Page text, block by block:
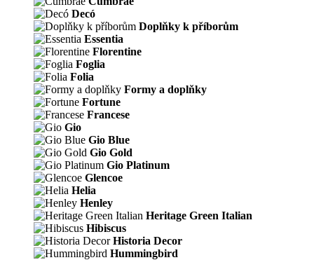
Decó
Doplňky k příborům
Essentia
Florentine
Foglia
Folia
Formy a doplňky
Fortune
Francese
Gio
Gio Blue
Gio Gold
Gio Platinum
Glencoe
Helia
Henley
Heritage Green Italian
Hibiscus
Historia Decor
Hummingbird